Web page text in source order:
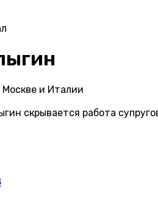
и Италии
скрывается работа